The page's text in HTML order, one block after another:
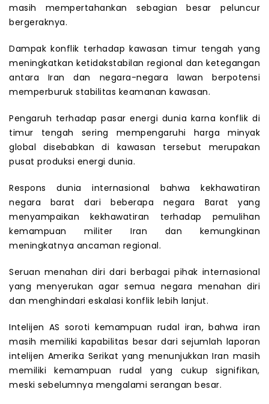
masih mempertahankan sebagian besar peluncur
bergeraknya.
Dampak konflik terhadap kawasan timur tengah yang
meningkatkan ketidakstabilan regional dan ketegangan
antara Iran dan negara-negara lawan berpotensi
memperburuk stabilitas keamanan kawasan.
Pengaruh terhadap pasar energi dunia karna konflik di
timur tengah sering mempengaruhi harga minyak
global disebabkan di kawasan tersebut merupakan
pusat produksi energi dunia.
Respons dunia internasional bahwa kekhawatiran
negara barat dari beberapa negara Barat yang
menyampaikan kekhawatiran terhadap pemulihan
kemampuan militer Iran dan kemungkinan
meningkatnya ancaman regional.
Seruan menahan diri dari berbagai pihak internasional
yang menyerukan agar semua negara menahan diri
dan menghindari eskalasi konflik lebih lanjut.
Intelijen AS soroti kemampuan rudal iran, bahwa iran
masih memiliki kapabilitas besar dari sejumlah laporan
intelijen Amerika Serikat yang menunjukkan Iran masih
memiliki kemampuan rudal yang cukup signifikan,
meski sebelumnya mengalami serangan besar.